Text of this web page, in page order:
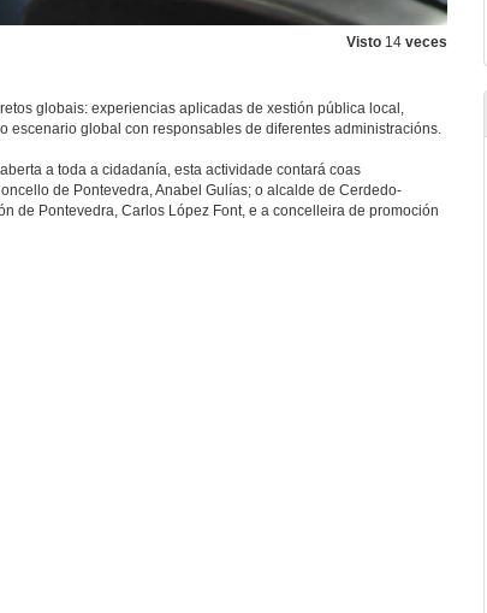
Visto 14 veces
globais: experiencias aplicadas de xestión pública local,
escenario global con responsables de diferentes administracións.
a toda a cidadanía, esta actividade contará coas
de Pontevedra, Anabel Gulías; o alcalde de Cerdedo-
de Pontevedra, Carlos López Font, e a concelleira de promoción